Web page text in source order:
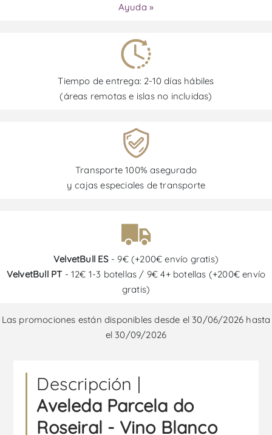
Ayuda »
Tiempo de entrega: 2-10 días hábiles
(áreas remotas e islas no incluidas)
Transporte 100% asegurado
y cajas especiales de transporte
VelvetBull ES- 9€ (+200€ envío gratis)
VelvetBull PT - 12€ 1-3 botellas / 9€ 4+ botellas (+200€ envío
gratis)
Las promociones están disponibles desde el 30/06/2026 hasta
el 30/09/2026
Descripción |
Aveleda Parcela do
Roseiral - Vino Blanco